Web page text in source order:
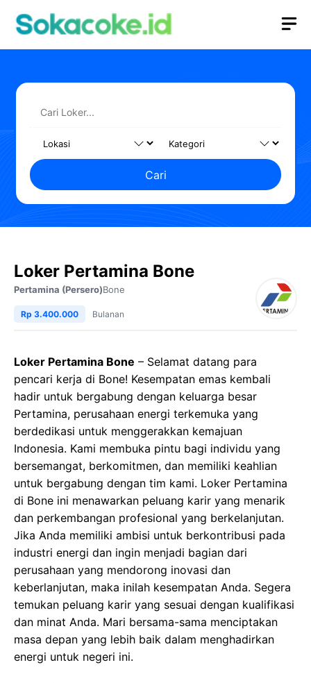
Cari
Loker Pertamina Bone
Pertamina (Persero)Bone
Rp 3.400.000 Bulanan
Loker Pertamina Bone – Selamat datang para
pencari kerja di Bone! Kesempatan emas kembali
hadir untuk bergabung dengan keluarga besar
Pertamina, perusahaan energi terkemuka yang
berdedikasi untuk menggerakkan kemajuan
Indonesia. Kami membuka pintu bagi individu yang
bersemangat, berkomitmen, dan memiliki keahlian
untuk bergabung dengan tim kami. Loker Pertamina
di Bone ini menawarkan peluang karir yang menarik
dan perkembangan profesional yang berkelanjutan.
Jika Anda memiliki ambisi untuk berkontribusi pada
industri energi dan ingin menjadi bagian dari
perusahaan yang mendorong inovasi dan
keberlanjutan, maka inilah kesempatan Anda. Segera
temukan peluang karir yang sesuai dengan kualifikasi
dan minat Anda. Mari bersama-sama menciptakan
masa depan yang lebih baik dalam menghadirkan
energi untuk negeri ini.